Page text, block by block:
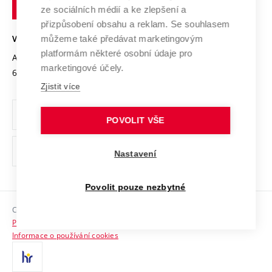
Open Science
Projekty
Projekty ze strukturálních fondů
Specifický výzkum
Mezinárodní dohody
Univerzitní sítě
Podnikavá univerzita / ContriBUTe
Bezpečná univerzita
Vyznamenání
Organizační struktura
Ochrana osobních údajů
odkaz)
Sociální bezpečí
HR Award
Kontakty
VYSOKÉ UČENÍ TECHNICKÉ V BRNĚ
Antonínská 548/1
602 00 Brno
www.vut.cz
vut@vutbr.cz
Copyright © 2026 VUT
Prohlášení o přístupnosti
Informace o používání cookies
ze sociálních médií a ke zlepšení a
přizpůsobení obsahu a reklam. Se souhlasem
můžeme také předávat marketingovým
platformám některé osobní údaje pro
marketingové účely.
Zjistit více
POVOLIT VŠE
Nastavení
Povolit pouze nezbytné